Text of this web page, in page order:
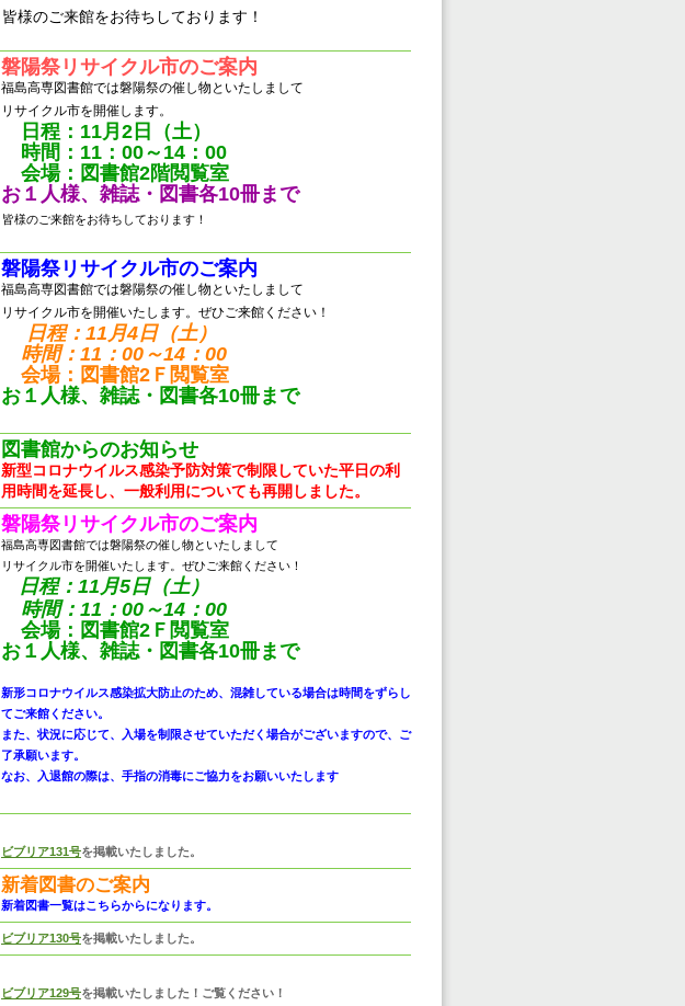
皆様のご来館をお待ちしております！
磐陽祭リサイクル市のご案内
福島高専図書館では磐陽祭の催し物といたしまして
リサイクル市を開催します。
日程：11月2日（土）
時間：11：00～14：00
会場：図書館2階閲覧室
お１人様、雑誌・図書各10冊まで
皆様のご来館をお待ちしております！
磐陽祭リサイクル市のご案内
福島高専図書館では磐陽祭の催し物といたしまして
リサイクル市を開催いたします。ぜひご来館ください！
日程：11月4日（土）
時間：11：00～14：00
会場：図書館2Ｆ閲覧室
お１人様、雑誌・図書各10冊まで
図書館からのお知らせ
新型コロナウイルス感染予防対策で制限していた平日の利
用時間を延長し、一般利用についても再開しました。
磐陽祭リサイクル市のご案内
福島高専図書館では磐陽祭の催し物といたしまして
リサイクル市を開催いたします。ぜひご来館ください！
日程：11月5日（土）
時間：11：00～14：00
会場：図書館2Ｆ閲覧室
お１人様、雑誌・図書各10冊まで
新形コロナウイルス感染拡大防止のため、混雑している場合は時間をずらし
てご来館ください。
また、状況に応じて、入場を制限させていただく場合がございますので、ご
了承願います。
なお、入退館の際は、手指の消毒にご協力をお願いいたします
ビブリア131号を掲載いたしました。
新着図書のご案内
新着図書一覧はこちらからになります。
ビブリア130号を掲載いたしました。
ビブリア129号を掲載いたしました！ご覧ください！